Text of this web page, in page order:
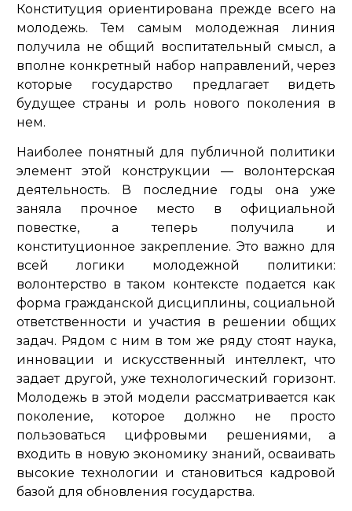
Конституция ориентирована прежде всего на
молодежь. Тем самым молодежная линия
получила не общий воспитательный смысл, а
вполне конкретный набор направлений, через
которые государство предлагает видеть
будущее страны и роль нового поколения в
нем.
Наиболее понятный для публичной политики
элемент этой конструкции — волонтерская
деятельность. В последние годы она уже
заняла прочное место в официальной
повестке, а теперь получила и
конституционное закрепление. Это важно для
всей логики молодежной политики:
волонтерство в таком контексте подается как
форма гражданской дисциплины, социальной
ответственности и участия в решении общих
задач. Рядом с ним в том же ряду стоят наука,
инновации и искусственный интеллект, что
задает другой, уже технологический горизонт.
Молодежь в этой модели рассматривается как
поколение, которое должно не просто
пользоваться цифровыми решениями, а
входить в новую экономику знаний, осваивать
высокие технологии и становиться кадровой
базой для обновления государства.